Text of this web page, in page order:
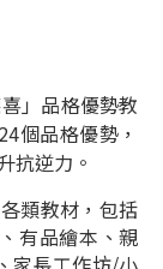
」品格優勢教
個品格優勢，
抗逆力。
類教材，包括
有品繪本、親